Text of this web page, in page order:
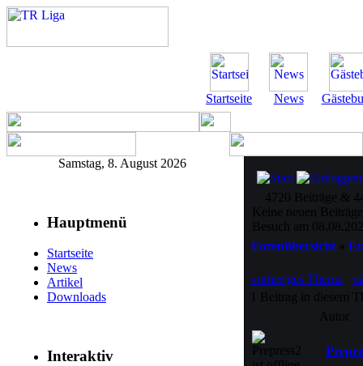
Startseite News
Samstag, 8. August 2026
Hauptmenü
Startseite
News
Artikel
Downloads
Interaktiv
4720 Beiträge &
Keine neuen
Besuch am
Forenübersicht »
vorheriges Thema
1 Beitrag in diesem
Autor